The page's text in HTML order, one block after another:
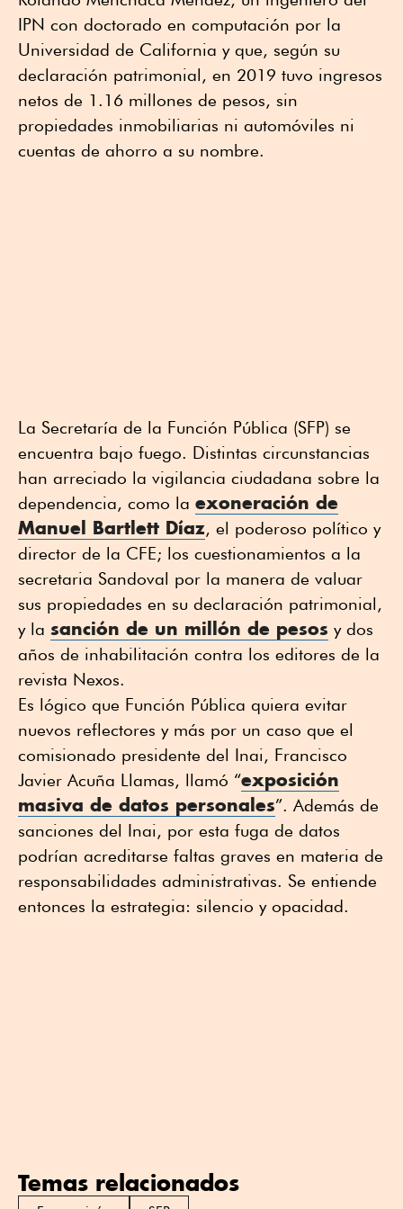
IPN con doctorado en computación por la
Universidad de California y que, según su
declaración patrimonial, en 2019 tuvo ingresos
netos de 1.16 millones de pesos, sin
propiedades inmobiliarias ni automóviles ni
cuentas de ahorro a su nombre.
La Secretaría de la Función Pública (SFP) se
encuentra bajo fuego. Distintas circunstancias
han arreciado la vigilancia ciudadana sobre la
dependencia, como la exoneración de
Manuel Bartlett Díaz, el poderoso político y
director de la CFE; los cuestionamientos a la
secretaria Sandoval por la manera de valuar
sus propiedades en su declaración patrimonial,
y la sanción de un millón de pesos y dos
años de inhabilitación contra los editores de la
revista Nexos.
Es lógico que Función Pública quiera evitar
nuevos reflectores y más por un caso que el
comisionado presidente del Inai, Francisco
Javier Acuña Llamas, llamó “exposición
masiva de datos personales”. Además de
sanciones del Inai, por esta fuga de datos
podrían acreditarse faltas graves en materia de
responsabilidades administrativas. Se entiende
entonces la estrategia: silencio y opacidad.
Temas relacionados